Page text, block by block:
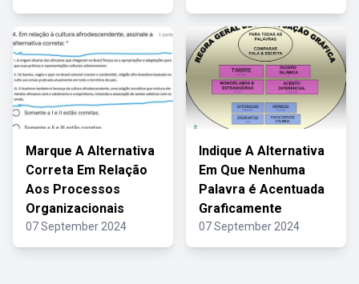
Marque A Alternativa
Correta Em Relação
Aos Processos
Organizacionais
07 September 2024
Indique A Alternativa
Em Que Nenhuma
Palavra é Acentuada
Graficamente
07 September 2024